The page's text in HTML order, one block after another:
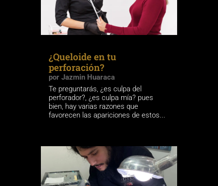
¿Queloide en tu
perforación?
por Jazmin Huaraca
Te preguntarás, ¿es culpa del
perforador?, ¿es culpa mía? pues
bien, hay varias razones que
favorecen las apariciones de estos...